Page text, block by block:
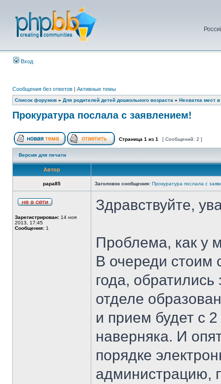
Вход
Сообщения без ответов | Активные темы
Список форумов » Для родителей детей дошкольного возраста » Нехватка мест
Прокуратура послала с заявлением!
Страница 1 из 1 [ Сообщений: 2 ]
Версия для печати
Автор
papa85 Заголовок сообщения: Прокуратура послала с
Зарегистрирован: 14 ноя
2013, 17:45
Сообщения: 1
Здравствуйте,
Проблема, как у
В очереди стоим
года,
отделе
и прием будет с
наверняка. И
порядке
администрацию,